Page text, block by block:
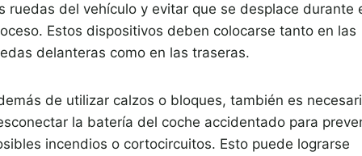
ruedas del vehículo y evitar que se desplace durante
Estos dispositivos deben colocarse tanto en las
delanteras como en las traseras.
de utilizar calzos o bloques, también es
la batería del coche accidentado para
incendios o cortocircuitos. Esto puede lograrse